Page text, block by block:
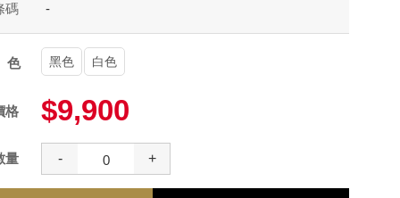
碼
-
色 黑色 白色
格 $9,900
量 - +